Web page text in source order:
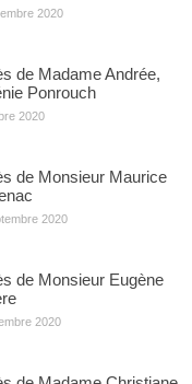
2020
de Madame Andrée,
Ponrouch
2020
de Monsieur Maurice
2020
de Monsieur Eugène
2020